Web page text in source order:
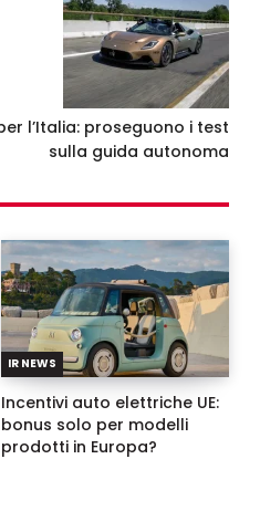
l’Italia: proseguono i test
sulla guida autonoma
IR NEWS
Incentivi auto elettriche UE:
bonus solo per modelli
prodotti in Europa?